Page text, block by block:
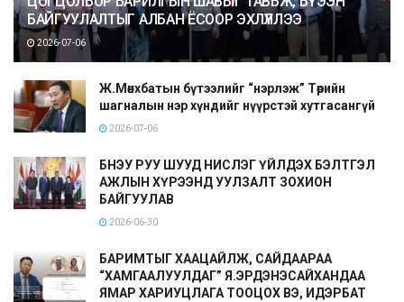
БАЙГУУЛАЛТЫГ АЛБАН ЁСООР ЭХЛҮҮЛЛЭЭ
2026-07-06
Ж.Мөнхбатын бүтээлийг “нэрлэж” Төрийн
шагналын нэр хүндийг нүүрстэй хутгасангүй
2026-07-06
БНЭУ РУУ ШУУД НИСЛЭГ ҮЙЛДЭХ БЭЛТГЭЛ
АЖЛЫН ХҮРЭЭНД УУЛЗАЛТ ЗОХИОН
БАЙГУУЛАВ
2026-06-30
БАРИМТЫГ ХААЦАЙЛЖ, САЙДААРАА
“ХАМГААЛУУЛДАГ” Я.ЭРДЭНЭСАЙХАНДАА
ЯМАР ХАРИУЦЛАГА ТООЦОХ ВЭ, ИДЭРБАТ